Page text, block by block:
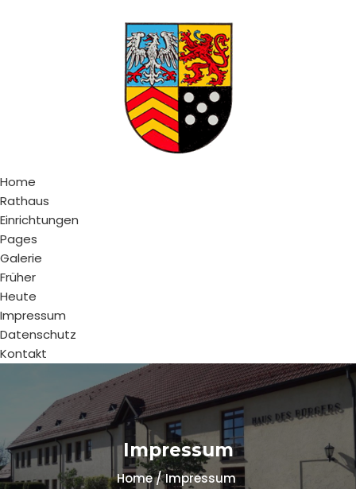
Home
Rathaus
Einrichtungen
Pages
Galerie
Früher
Heute
Impressum
Datenschutz
Kontakt
Impressum
Home / Impressum